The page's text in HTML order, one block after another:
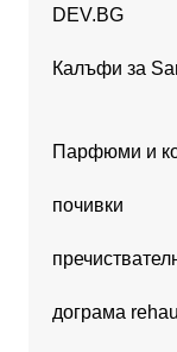
DEV.BG
Калъфи за
Парфюми и
почивки
дограма rehau